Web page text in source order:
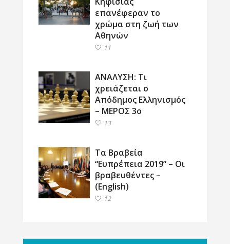
επανέφεραν το
χρώμα στη ζωή των
Αθηνών
11
ΑΝΑΛΥΣΗ: Τι
χρειάζεται ο
Απόδημος Ελληνισμός
– ΜΕΡΟΣ 3ο
13
Τα Βραβεία
“Ευπρέπεια 2019” – Οι
βραβευθέντες –
(English)
12